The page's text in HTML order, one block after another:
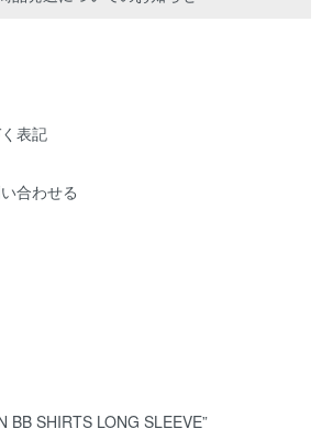
表記
合わせる
BB SHIRTS LONG SLEEVE”